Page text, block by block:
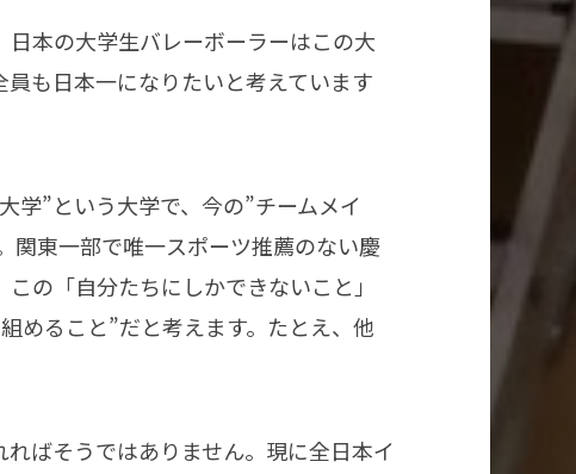
本の大学生バレーボーラーはこの大
も日本一になりたいと考えています
学”という大学で、今の”チームメイ
関東一部で唯一スポーツ推薦のない慶
の「自分たちにしかできないこと」
めること”だと考えます。たとえ、他
ばそうではありません。現に全日本イ